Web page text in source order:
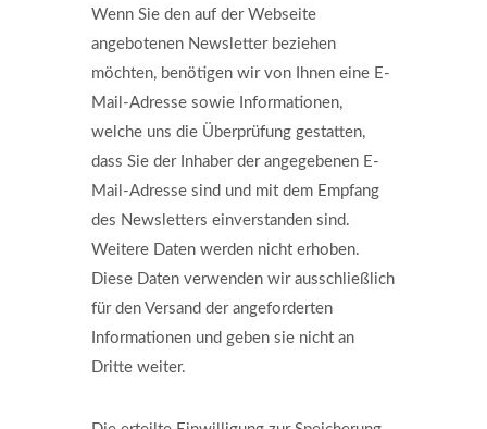
Wenn Sie den auf der Webseite
angebotenen Newsletter beziehen
möchten, benötigen wir von Ihnen eine E-
Mail-Adresse sowie Informationen,
welche uns die Überprüfung gestatten,
dass Sie der Inhaber der angegebenen E-
Mail-Adresse sind und mit dem Empfang
des Newsletters einverstanden sind.
Weitere Daten werden nicht erhoben.
Diese Daten verwenden wir ausschließlich
für den Versand der angeforderten
Informationen und geben sie nicht an
Dritte weiter.